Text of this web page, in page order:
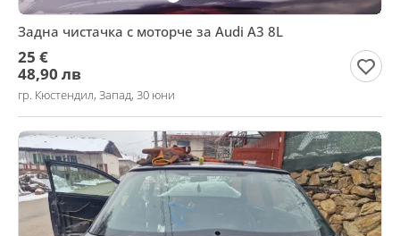
Задна чистачка с моторче за Audi A3 8L
25 €
48,90 лв
гр. Кюстендил, Запад, 30 юни